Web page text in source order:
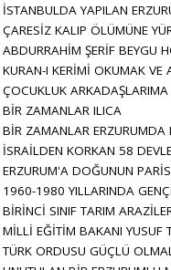
İSTANBULDA YAPILAN
ÇARESİZ KALIP ÖLÜMÜNE
ABDURRAHİM ŞERİF BEYGU
KURAN-I KERİMİ OKUMAK VE
ÇOCUKLUK ARKADAŞLARIMA
BİR ZAMANLAR ILICA
BİR ZAMANLAR ERZURUMDA
İSRAİLDEN KORKAN 58
ERZURUM'A DOĞUNUN
1960-1980 YILLARINDA
BİRİNCİ SINIF TARIM
MİLLİ EĞİTİM BAKANI YUSUF
TÜRK ORDUSU GÜÇLÜ